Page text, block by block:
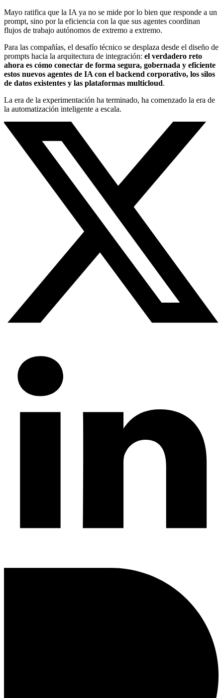
Mayo ratifica que la IA ya no se mide por lo bien que responde a un
prompt, sino por la eficiencia con la que sus agentes coordinan
flujos de trabajo autónomos de extremo a extremo.
Para las compañías, el desafío técnico se desplaza desde el diseño de
prompts hacia la arquitectura de integración: el verdadero reto
ahora es cómo conectar de forma segura, gobernada y eficiente
estos nuevos agentes de IA con el backend corporativo, los silos
de datos existentes y las plataformas multicloud.
La era de la experimentación ha terminado, ha comenzado la era de
la automatización inteligente a escala.